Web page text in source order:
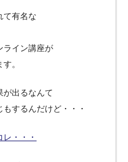
て有名な
ライン講座が
。
が出るなんて
するんだけど・・・
・・・